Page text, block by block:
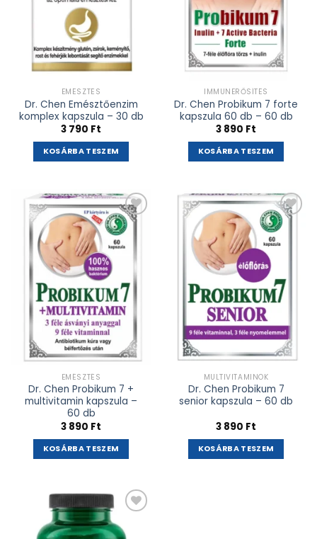
EMÉSZTÉS
Dr. Chen Emésztőenzim
komplex kapszula – 30 db
3 790 Ft
KOSÁRBA TESZEM
IMMUNERŐSÍTÉS
Dr. Chen Probikum 7 forte
kapszula 60 db – 60 db
3 890 Ft
KOSÁRBA TESZEM
Kívánságlistához
adás
EMÉSZTÉS
Dr. Chen Probikum 7 +
multivitamin kapszula –
60 db
3 890 Ft
KOSÁRBA TESZEM
Kívánságlistához
adás
MULTIVITAMINOK
Dr. Chen Probikum 7
senior kapszula – 60 db
3 890 Ft
KOSÁRBA TESZEM
Kívánságlistához
adás